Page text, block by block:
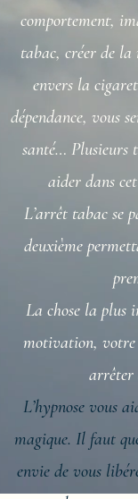
comportement,
tabac, créer de la
envers la
dépendance, vous
santé… Plusieurs
aider dans
L’arrêt tabac se
deuxième
La chose la plus
motivation,
arrêter
L’hypnose vous
magique. Il faut
envie de vous